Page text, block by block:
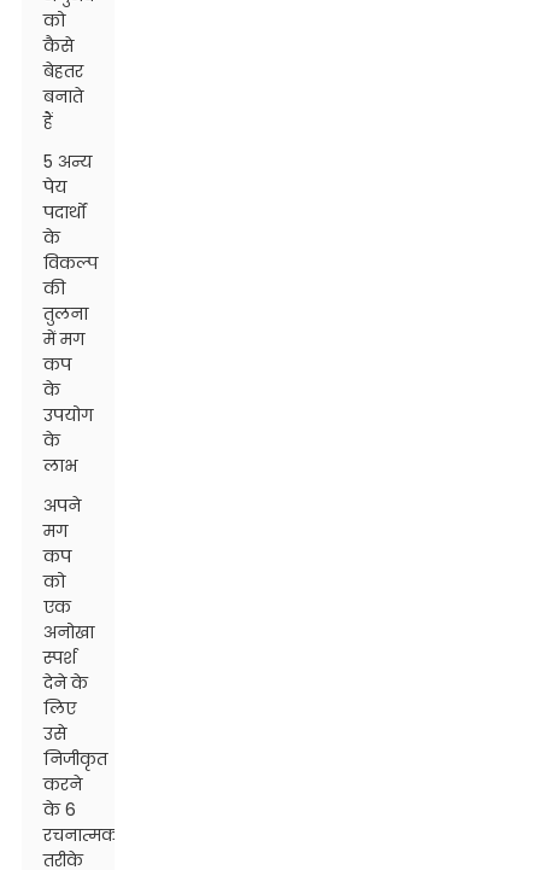
को
कैसे
बेहतर
बनाते
हैं
5 अन्य
पेय
पदार्थों
के
विकल्प
की
तुलना
में मग
कप
के
उपयोग
के
लाभ
अपने
मग
कप
को
एक
अनोखा
स्पर्श
देने के
लिए
उसे
निजीकृत
करने
के 6
रचनात्मक
तरीके